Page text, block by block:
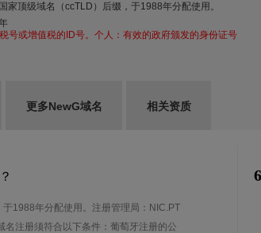
家顶级域名（ccTLD）后缀，于1988年分配使用。
号或增值税的ID号。个人：有效的政府颁发的身份证号
更多NewG域名 相关资质
1988年分配使用。注册管理局：NIC.PT
名注册须符合以下条件：葡萄牙注册的公